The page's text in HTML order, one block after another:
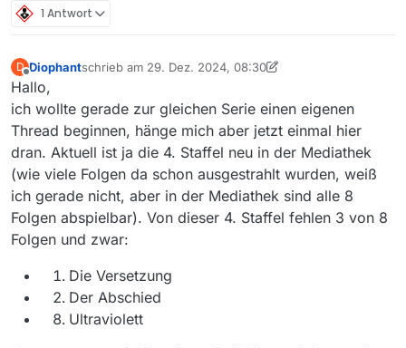
1 Antwort
D
Offline
Diophantschrieb am 29. Dez. 2024, 08:30
zuletzt editiert von Diophant
Hallo,
ich wollte gerade zur gleichen Serie einen eigenen
Thread beginnen, hänge mich aber jetzt einmal hier
dran. Aktuell ist ja die 4. Staffel neu in der Mediathek
(wie viele Folgen da schon ausgestrahlt wurden, weiß
ich gerade nicht, aber in der Mediathek sind alle 8
Folgen abspielbar). Von dieser 4. Staffel fehlen 3 von 8
Folgen und zwar:
Die Versetzung
Der Abschied
Ultraviolett